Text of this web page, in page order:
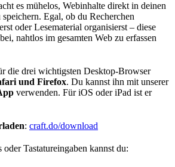
es mühelos, Webinhalte direkt in deinen
Egal, ob du Recherchen
oder Lesematerial organisierst – diese
nahtlos im gesamten Web zu erfassen
die drei wichtigsten Desktop-Browser
und Firefox. Du kannst ihn mit unserer
verwenden. Für iOS oder iPad ist er
: craft.do/download
Tastatureingaben kannst du: